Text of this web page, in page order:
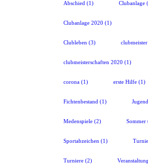
Abschied (1) Clubanlage
Clubanlage 2020 (1)
Clubleben (3) clubmeister
clubmeisterschaften 2020 (1)
corona(1) erste Hilfe(1)
Fichtenbestand (1) Jugend
Medenspiele(2) Sommer
Sportabzeichen (1)
Turniere(2) Veranstaltung